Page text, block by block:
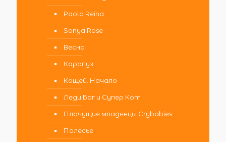
Paola Reina
Sonya Rose
Весна
Карапуз
Кощей. Начало
Леди Баг и Супер Кот
Плачущие младенцы Crybabies
Полесье